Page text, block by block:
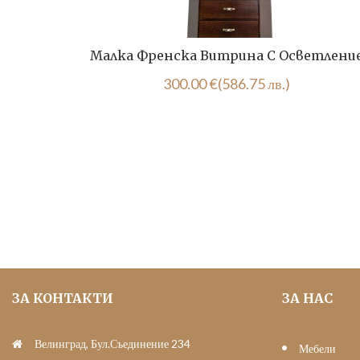
Малка Френска Витрина С
300.00€(586.75 лв.)
ЗА КОНТАКТИ
Велинград, Бул.Съединение 234
ЗА НАС
Мебели